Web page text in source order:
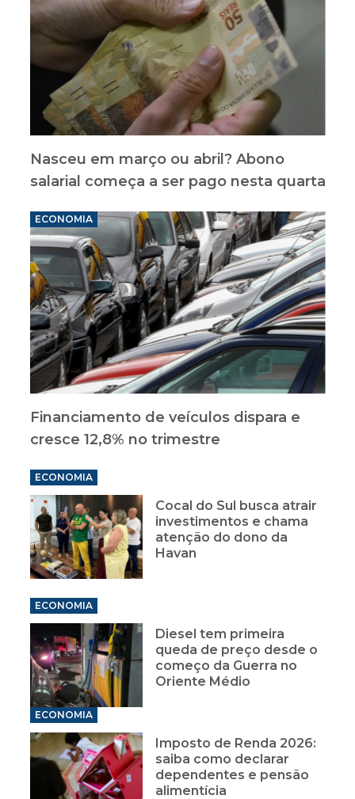
Nasceu em março ou abril? Abono
salarial começa a ser pago nesta quarta
ECONOMIA
Financiamento de veículos dispara e
cresce 12,8% no trimestre
ECONOMIA
Cocal do Sul busca atrair
investimentos e chama
atenção do dono da
Havan
ECONOMIA
Diesel tem primeira
queda de preço desde o
começo da Guerra no
Oriente Médio
ECONOMIA
Imposto de Renda 2026:
saiba como declarar
dependentes e pensão
alimentícia